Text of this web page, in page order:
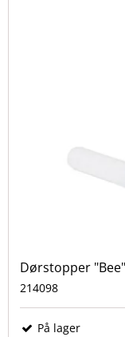
Dørstopper
214098
På lager